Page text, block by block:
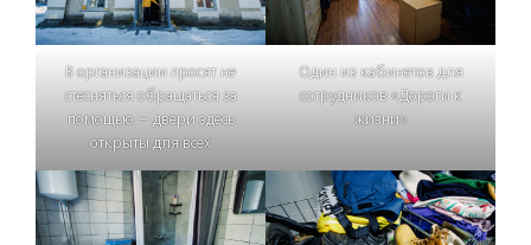
В организации просят не
стесняться обращаться за
помощью — двери здесь
открыты для всех
Один из кабинетов для
сотрудников «Дороги к
жизни»